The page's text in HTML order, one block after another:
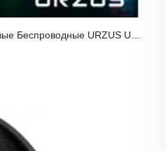
Беспроводные URZUS UR-